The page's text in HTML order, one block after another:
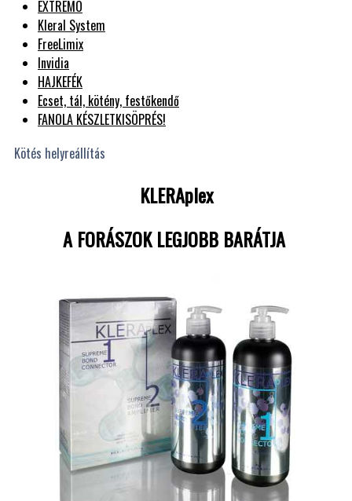
EXTREMO
Kleral System
FreeLimix
Invidia
HAJKEFÉK
Ecset, tál, kötény, festőkendő
FANOLA KÉSZLETKISÖPRÉS!
Kötés helyreállítás
KLERAplex
A FORÁSZOK LEGJOBB BARÁTJA